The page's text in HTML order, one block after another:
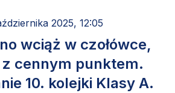
2025, 12:05
wciąż w czołówce,
cennym punktem.
10. kolejki Klasy A.